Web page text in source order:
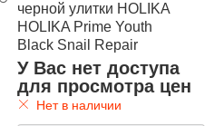
черной улитки HOLIKA
HOLIKA Prime Youth
Black Snail Repair
Travel Kit
У Вас нет доступа
для просмотра цен
Нет в наличии